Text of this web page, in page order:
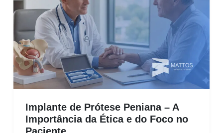
Implante de Prótese Peniana – A
Importância da Ética e do Foco no